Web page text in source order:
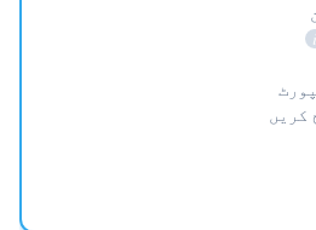
i
کریں